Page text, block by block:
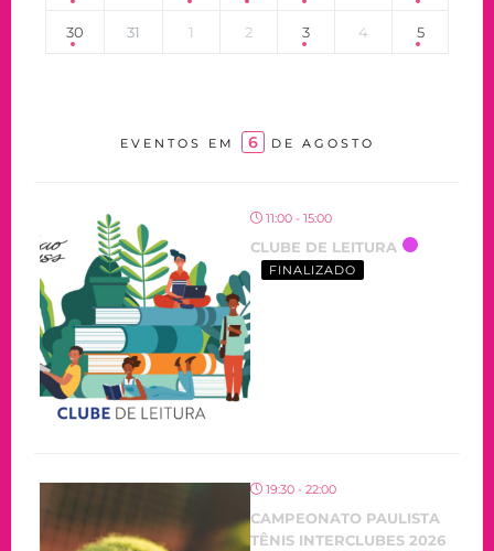
30 31 1 2 3 4 5
EVENTOS EM 6 DE AGOSTO
11:00 - 15:00
CLUBE DE LEITURA
FINALIZADO
19:30 - 22:00
CAMPEONATO PAULISTA
TÊNIS INTERCLUBES 2026